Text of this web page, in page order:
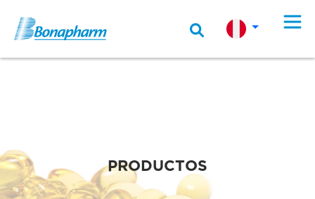
PRODUCTOS